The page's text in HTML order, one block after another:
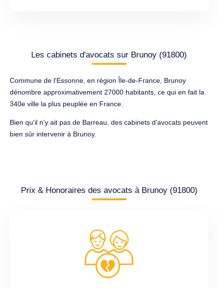
Les cabinets d'avocats sur Brunoy (91800)
Commune de l'Essonne, en région Île-de-France, Brunoy
dénombre approximativement 27000 habitants, ce qui en fait la
340e ville la plus peuplée en France.
Bien qu'il n'y ait pas de Barreau, des cabinets d'avocats peuvent
bien sûr intervenir à Brunoy.
Prix & Honoraires des avocats à Brunoy (91800)